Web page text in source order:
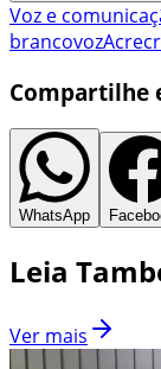
Voz e
brancovozAcre
Compartilhe
WhatsApp
Leia
Ver mais